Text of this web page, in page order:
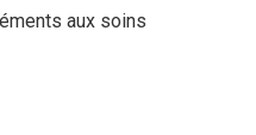
aux soins